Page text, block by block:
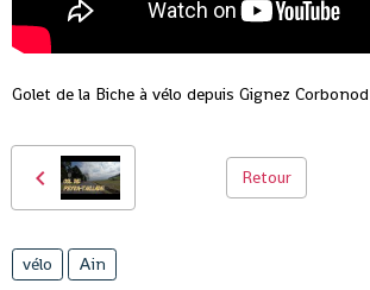
Golet de la Biche à vélo depuis Gignez
Retour
vélo Ain